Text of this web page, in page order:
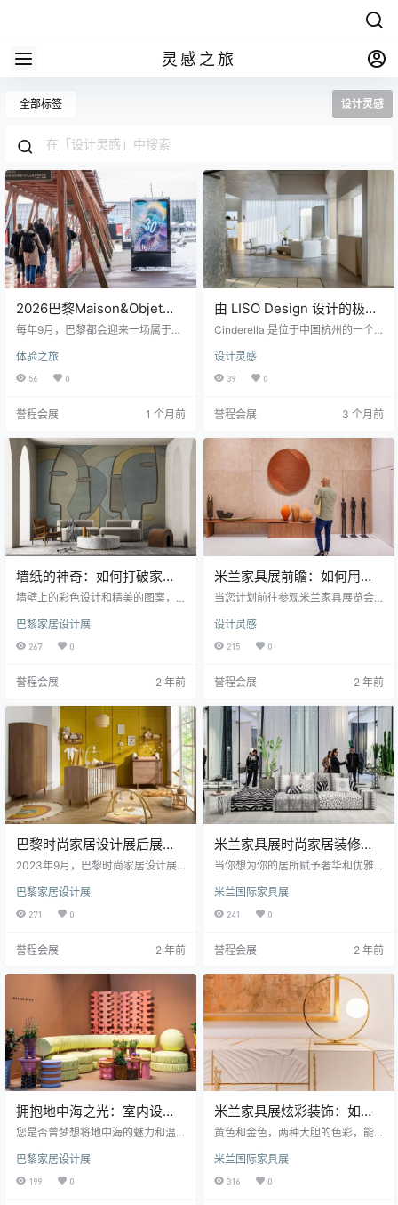
灵感之旅
全部标签 设计灵感
2026巴黎Maison&Objet设
计游学：一次看懂未来家居
每年9月，巴黎都会迎来一场属于设
et（巴黎时尚家居设计展）。 对于
设计师来说，它不仅仅是一场展
材料创新、商业空间设计，许多后
最早都能在这里找到踪迹。 2026年
9月，我们将开启为期7天的巴黎设
计游学之旅，通过展会考察、品牌
展厅参访、建筑巡礼与艺术体验等
方式，深入…
体验之旅
56 0
誉程会展 1 个月前
由 LISO Design 设计的极简
主义空间 Cinderella
Cinderella 是位于中国杭州的一个
计。 这个 160 平方米的展厅，其设
计理念真正来源于结构本身，而非
重新运用为整个室内空间的基本单
这一单一来源。由此形成了一套内
部逻辑统一的空间语言，使建筑本
身与陈列其中的…
设计灵感
39 0
誉程会展 3 个月前
墙纸的神奇：如何打破家居
常规，创造与众不同的装饰
墙壁上的彩色设计和精美的图案，
aison&Objet发现如何将这些壁纸和
墙饰融入您的生活空间，让您的家
居更具个性。 在家居装饰中，选择
纸和墙饰不仅可以为房间提供独特
添生气和温暖。Maison&Objet的M.
O.M平台为您提供了一系列令人赞叹
的墙纸和墙饰选项，这些选项将帮
助您打造一个真正与众…
巴黎家居设计展
267 0
誉程会展 2 年前
米兰家具展前瞻：如何用几
何元素圆形打造温馨空间
当您计划前往参观米兰家具展览会
在展会上，您将汲取灵感，然后回
到家中，将这些灵感融入到您自己
的生活空间中。除此之外，您还将
互动，共同探索未来的室内设计趋
的地方，更是展示创意和设计精华
的场所。 几何元素在现代设计中扮
演着至关重要的角色，为室内空间
带来了独特的魅力和现代感。在这
个设计趋势中，圆润的形状尤其引
人注目，…
设计灵感
215 0
誉程会展 2 年前
巴黎时尚家居设计展后展会
探索：儿童的宇宙
2023年9月，巴黎时尚家居设计展
力以及代表卓越工艺的质量。让我
们在M.O.M平台上深入探讨一些儿
童友好的精选作品，超越表面的魅
宙。 儿童设计的盛宴 巴黎时尚家居
的一场盛宴，每年都吸引了来自世
界各地的设计师和工匠，呈现他们
的杰出作品。今年的展会再次推陈
出新，特别是在呈现儿童友好设计
方面，这是一个令人赞叹的领域。…
巴黎家居设计展
271 0
誉程会展 2 年前
米兰家具展时尚家居装修趋
势：探索最新设计灵感
当你想为你的居所赋予奢华和优雅
的设计元素，注重细节，这将为你
的家带来独特的氛围。以下是米兰
家具展参展商对家居设计的独特见
和家具选择，它代表着你的品味和
你的空间与众不同的关键。下面，
家居设计师们将探讨一些方法，帮
助你为家居营造奢华和优雅的外
观。 1. 量身定制的家具： 家具是任
何家居设计的核心元素。而与购买
现…
米兰国际家具展
241 0
誉程会展 2 年前
拥抱地中海之光：室内设计
趋势一瞥
您是否曾梦想将地中海的魅力和温
不孤单。2023年9月的法国巴黎时
尚家居设计展展示了地中海影响如
巴黎家居设计展
199 0
米兰家具展炫彩装饰：如何
使用黄色和金色打造奢华空
黄色和金色，两种大胆的色彩，能
致，创造出引人入胜的视觉效果。
不论你选择将它们与哪种颜色搭
米兰国际家具展
316 0